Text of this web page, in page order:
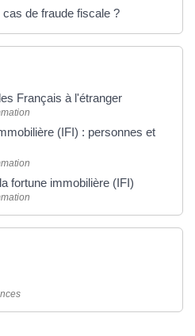
de fraude fiscale ?
Français à l'étranger
(IFI) : personnes et
fortune immobilière (IFI)